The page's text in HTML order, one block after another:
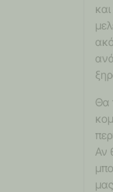
Θα
Αν